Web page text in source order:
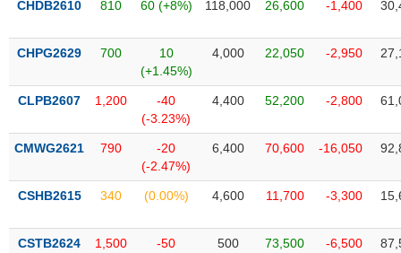
thái
phiếu
trường
yết
CHDB2610 810 60 (+8%) 118,000 26,600 -1,400
CHPG2629 700
10
(+1.45%)
4,000 22,050 -2,950
CLPB2607 1,200
-40
(-3.23%)
4,400 52,200 -2,800
CMWG2621 790
-20
(-2.47%)
6,400 70,600 -16,050
CSHB2615 340 (0.00%) 4,600 11,700 -3,300
CSTB2624 1,500
-50
500 73,500 -6,500
NGÀNH
NGHIỆP
PHIẾU